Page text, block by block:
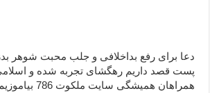
دعا برای رفع بداخلافی و جلب محبت شوهر
پست قصد داریم رهگشای تجربه شده و
همراهان